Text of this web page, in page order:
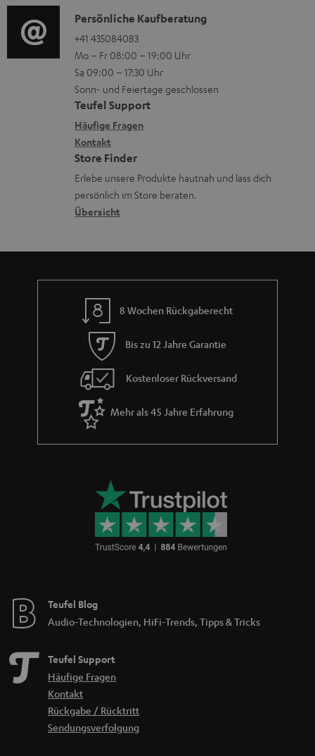
e
n
z
u
m
V
e
r
s
a
d
t
i
o
n
e
n
z
u
r
G
r
a
i
o
-
L
e
x
i
k
o
n
K
o
n
t
a
k
t
d
a
t
n
Persönliche Kaufberatung
+41 435084083
Mo – Fr 08:00 – 19:00 Uhr
Sa 09:00 – 17:30 Uhr
Sonn- und Feiertage geschlossen
Teufel Support
Häufige Fragen
Kontakt
Store Finder
Erlebe unsere Produkte hautnah und lass dich
persönlich im Store beraten.
Übersicht
8 Wochen Rückgaberecht
Bis zu 12 Jahre Garantie
Kostenloser Rückversand
Mehr als 45 Jahre Erfahrung
Teufel Blog
Audio-Technologien, HiFi-Trends, Tipps & Tricks
Teufel Support
Häufige Fragen
Kontakt
Rückgabe / Rücktritt
Sendungsverfolgung